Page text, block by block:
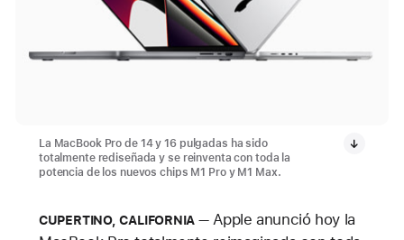
La MacBook Pro de 14 y 16 pulgadas ha sido
totalmente rediseñada y se reinventa con toda la
potencia de los nuevos chips M1 Pro y M1 Max.
CUPERTINO, CALIFORNIA
Apple anunció hoy la